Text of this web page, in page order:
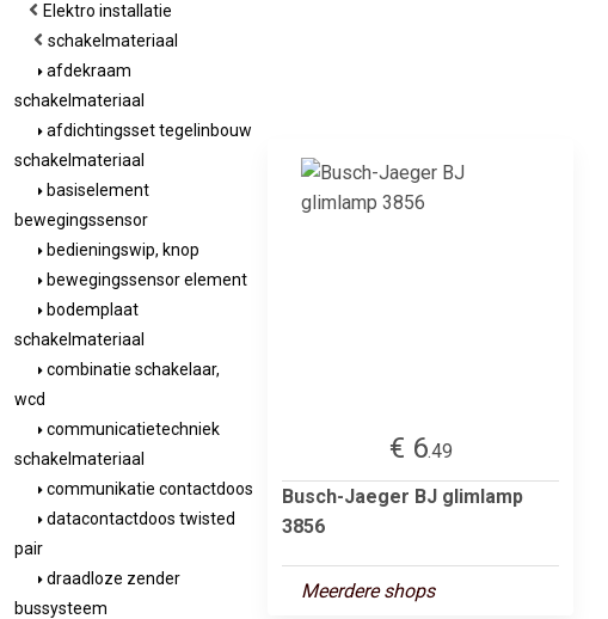
Elektro installatie
schakelmateriaal
afdekraam
schakelmateriaal
afdichtingsset tegelinbouw
schakelmateriaal
basiselement
bewegingssensor
bedieningswip, knop
bewegingssensor element
bodemplaat
schakelmateriaal
combinatie schakelaar,
wcd
communicatietechniek
schakelmateriaal
communikatie contactdoos
datacontactdoos twisted
pair
draadloze zender
bussysteem
€ 6.49
Busch-Jaeger BJ glimlamp
3856
Meerdere shops